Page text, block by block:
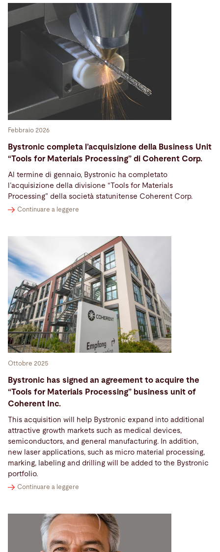
Febbraio 2026
Bystronic completa l’acquisizione della Business Unit
“Tools for Materials Processing” di Coherent Corp.
Al termine di gennaio, Bystronic ha completato
l’acquisizione della divisione “Tools for Materials
Processing” della società statunitense Coherent Corp.
Continuare a leggere
Ottobre 2025
Bystronic has signed an agreement to acquire the
“Tools for Materials Processing” business unit of
Coherent Inc.
This acquisition will help Bystronic expand into additional
attractive growth markets such as medical devices,
semiconductors, and general manufacturing. In addition,
new laser applications, such as micro material processing,
marking, labeling and drilling will be added to the Bystronic
portfolio.
Continuare a leggere